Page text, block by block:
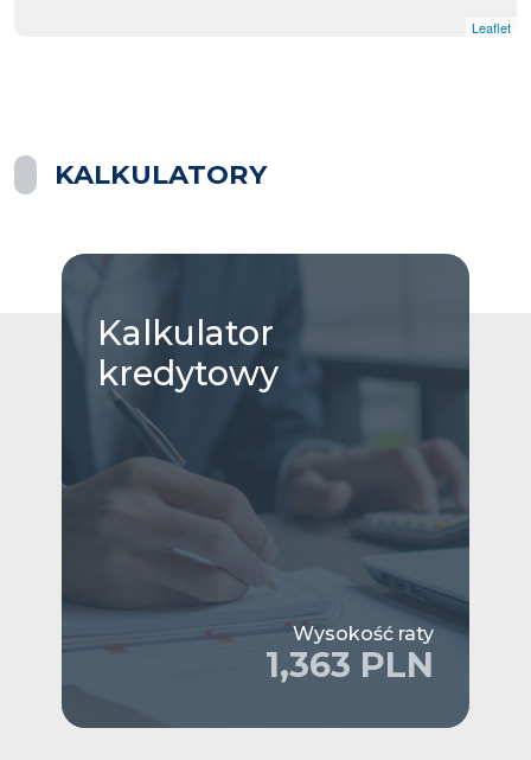
Leaflet
KALKULATORY
Kalkulator
kredytowy
Wysokość raty
1,363 PLN